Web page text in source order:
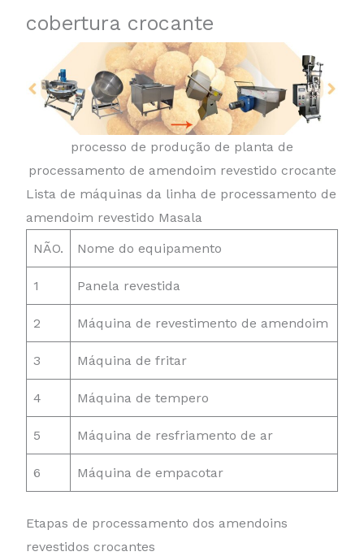
cobertura crocante
processo de produção de planta de
processamento de amendoim revestido crocante
Lista de máquinas da linha de processamento de
amendoim revestido Masala
NÃO.
Nome do equipamento
1 Panela revestida
2 Máquina de revestimento de amendoim
3 Máquina de fritar
4 Máquina de tempero
5 Máquina de resfriamento de ar
6 Máquina de empacotar
Etapas de processamento dos amendoins
revestidos crocantes